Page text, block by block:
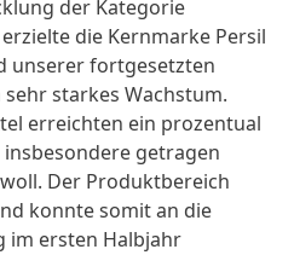
der Kategorie
die Kernmarke Persil
unserer fortgesetzten
starkes Wachstum.
erreichten ein prozentual
getragen
Der Produkt­bereich
konnte somit an die
im ersten Halbjahr